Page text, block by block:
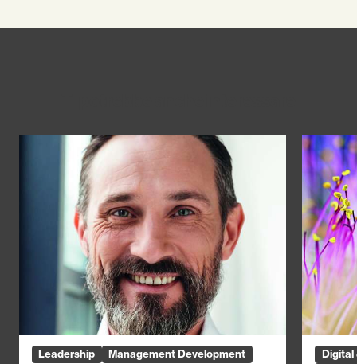
Leadership Management Development
Digital